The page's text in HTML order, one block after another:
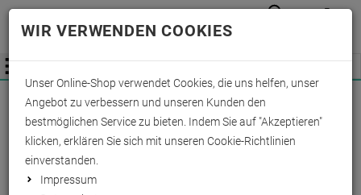
Wichtige Änderung für Fachhändler zum
01.09.2026 -Mehr Informationen hier
Anmelden
Menü
WIR VERWENDEN COOKIES
Unser Online-Shop verwendet Cookies, die uns helfen, unser
Angebot zu verbessern und unseren Kunden den
bestmöglichen Service zu bieten. Indem Sie auf "Akzeptieren"
klicken, erklären Sie sich mit unseren Cookie-Richtlinien
einverstanden.
Impressum